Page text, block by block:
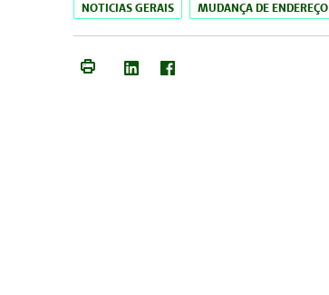
NOTICIAS GERAIS MUDANÇA DE ENDEREÇO